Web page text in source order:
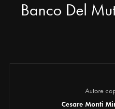
Banco Del
Autore
Cesare Monti